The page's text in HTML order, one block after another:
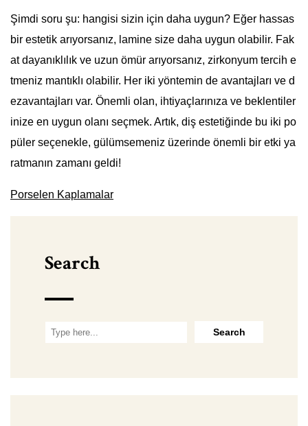
Şimdi soru şu: hangisi sizin için daha uygun? Eğer hassas
bir estetik arıyorsanız, lamine size daha uygun olabilir. Fak
at dayanıklılık ve uzun ömür arıyorsanız, zirkonyum tercih e
tmeniz mantıklı olabilir. Her iki yöntemin de avantajları ve d
ezavantajları var. Önemli olan, ihtiyaçlarınıza ve beklentiler
inize en uygun olanı seçmek. Artık, diş estetiğinde bu iki po
püler seçenekle, gülümsemeniz üzerinde önemli bir etki ya
ratmanın zamanı geldi!
Porselen Kaplamalar
Search